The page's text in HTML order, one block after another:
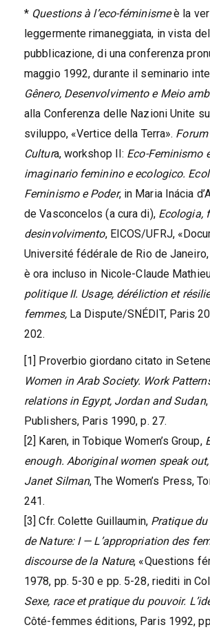
* Questions à l’eco-féminismeè la
leggermente rimaneggiata, in vista
pubblicazione, di una conferenza
maggio 1992, durante il seminario
Gênero, Desenvolvimento e Meio
alla Conferenza delle Nazioni Unite
sviluppo, «Vertice della Terra».
Cultura, workshop II: Eco-Feminismo
imaginario feminino e ecologico.
Feminismo e Poder, in Maria Inácia
de Vasconcelos (a cura di), Ecologia,
desinvolvimento, EICOS/UFRJ,
Université fédérale de Rio de
è ora incluso in Nicole-Claude
politique II. Usage, déréliction et
femmes,La Dispute/SNÉDIT, Paris
202.
[1] Proverbio giordano citato in
Women in Arab Society. Work
relations in Egypt, Jordan and Sudan
Publishers, Paris 1990, p. 27.
[2] Karen, in Tobique Women’s Group,
enough. Aboriginal women speak
Janet Silman, The Women’s Press,
241.
[3] Cfr. Colette Guillaumin, Pratique
de Nature: I — L’appropriation des
discourse de la Nature, «Questions
1978, pp. 5-30 e pp. 5-28, riediti in
Sexe, race et pratique du pouvoir.
Côté-femmes éditions, Paris 1992,